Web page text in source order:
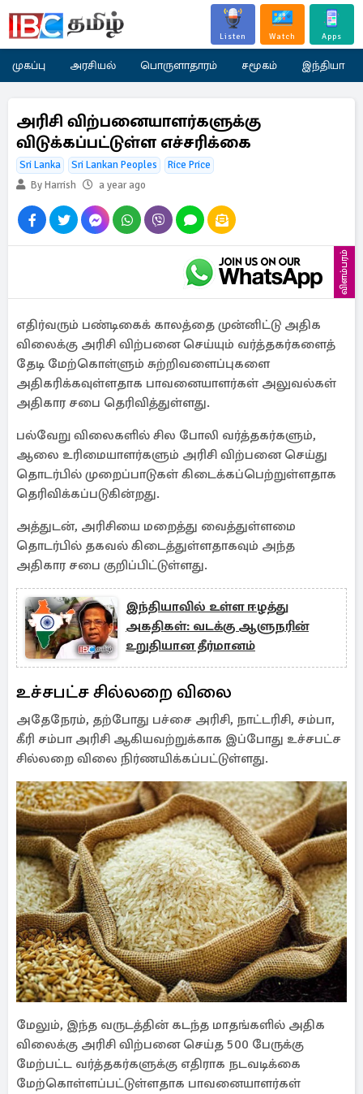
Listen Watch Apps
முகப்பு அரசியல் பொருளாதாரம் சமூகம் இந்தியா
அரிசி விற்பனையாளர்களுக்கு
விடுக்கப்பட்டுள்ள எச்சரிக்கை
Sri Lanka Sri Lankan Peoples
Rice Price
By Harrish
a year ago
விளம்பரம்
எதிர்வரும் பண்டிகைக் காலத்தை முன்னிட்டு அதிக
விலைக்கு அரிசி விற்பனை செய்யும் வர்த்தகர்களைத்
தேடி மேற்கொள்ளும் சுற்றிவளைப்புகளை
அதிகரிக்கவுள்ளதாக பாவனையாளர்கள் அலுவல்கள்
அதிகார சபை தெரிவித்துள்ளது.
பல்வேறு விலைகளில் சில போலி வர்த்தகர்களும்,
ஆலை உரிமையாளர்களும் அரிசி விற்பனை செய்து
தொடர்பில் முறைப்பாடுகள் கிடைக்கப்பெற்றுள்ளதாக
தெரிவிக்கப்படுகின்றது.
அத்துடன், அரிசியை மறைத்து வைத்துள்ளமை
தொடர்பில் தகவல் கிடைத்துள்ளதாகவும் அந்த
அதிகார சபை குறிப்பிட்டுள்ளது.
இந்தியாவில் உள்ள ஈழத்து
அகதிகள்: வடக்கு ஆளுநரின்
உறுதியான தீர்மானம்
உச்சபட்ச சில்லறை விலை
அதேநேரம், தற்போது பச்சை அரிசி, நாட்டரிசி, சம்பா,
கீரி சம்பா அரிசி ஆகியவற்றுக்காக இப்போது உச்சபட்ச
சில்லறை விலை நிர்ணயிக்கப்பட்டுள்ளது.
மேலும், இந்த வருடத்தின் கடந்த மாதங்களில் அதிக
விலைக்கு அரிசி விற்பனை செய்த 500 பேருக்கு
மேற்பட்ட வர்த்தகர்களுக்கு எதிராக நடவடிக்கை
மேற்கொள்ளப்பட்டுள்ளதாக பாவனையாளர்கள்